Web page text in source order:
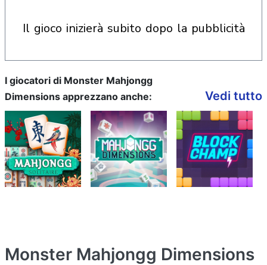
il gioco inizierà subito dopo la pubblicità
I giocatori di Monster Mahjongg
Dimensions apprezzano anche:
Vedi tutto
Monster Mahjongg Dimensions